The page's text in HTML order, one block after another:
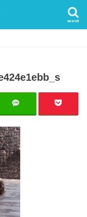
search